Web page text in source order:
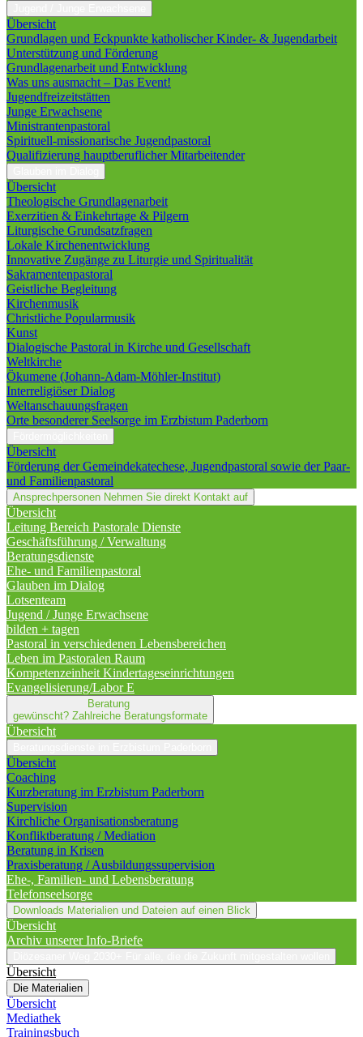
Übersicht
Grundlagen und Eckpunkte katholischer Kinder- & Jugendarbeit
Unterstützung und Förderung
Grundlagenarbeit und Entwicklung
Was uns ausmacht – Das Event!
Jugendfreizeitstätten
Junge Erwachsene
Ministrantenpastoral
Spirituell-missionarische Jugendpastoral
Qualifizierung hauptberuflicher Mitarbeitender
Übersicht
Theologische Grundlagenarbeit
Exerzitien & Einkehrtage & Pilgern
Liturgische Grundsatzfragen
Lokale Kirchenentwicklung
Innovative Zugänge zu Liturgie und Spiritualität
Sakramentenpastoral
Geistliche Begleitung
Kirchenmusik
Christliche Popularmusik
Kunst
Dialogische Pastoral in Kirche und Gesellschaft
Weltkirche
Ökumene (Johann-Adam-Möhler-Institut)
Interreligiöser Dialog
Weltanschauungsfragen
Orte besonderer Seelsorge im Erzbistum Paderborn
Übersicht
Förderung der Gemeindekatechese, Jugendpastoral sowie der Paar-
und Familienpastoral
Ansprechpersonen Nehmen Sie direkt Kontakt auf
Übersicht
Leitung Bereich Pastorale Dienste
Geschäftsführung / Verwaltung
Beratungsdienste
Ehe- und Familienpastoral
Glauben im Dialog
Lotsenteam
Jugend / Junge Erwachsene
bilden + tagen
Pastoral in verschiedenen Lebensbereichen
Leben im Pastoralen Raum
Kompetenzeinheit Kindertageseinrichtungen
Evangelisierung/Labor E
Beratung
gewünscht? Zahlreiche Beratungsformate
Übersicht
Übersicht
Coaching
Kurzberatung im Erzbistum Paderborn
Supervision
Kirchliche Organisationsberatung
Konfliktberatung / Mediation
Beratung in Krisen
Praxisberatung / Ausbildungssupervision
Ehe-, Familien- und Lebensberatung
Telefonseelsorge
Downloads Materialien und Dateien auf einen Blick
Übersicht
Archiv unserer Info-Briefe
Übersicht
Die Materialien
Übersicht
Mediathek
Trainingsbuch